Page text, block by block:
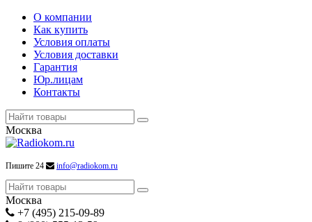
О компании
Как купить
Условия оплаты
Условия доставки
Гарантия
Юр.лицам
Контакты
Москва
Пишите 24 info@radiokom.ru
Москва
+7 (495) 215-09-89